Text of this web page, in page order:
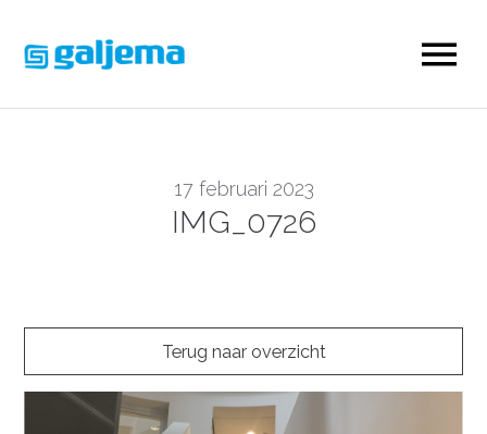
17 februari 2023
IMG_0726
Terug naar overzicht